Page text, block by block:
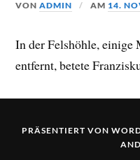
VONADMIN AM 14.
In der Felshöhle, einige
entfernt, betete
PRÄSENTIERT VON